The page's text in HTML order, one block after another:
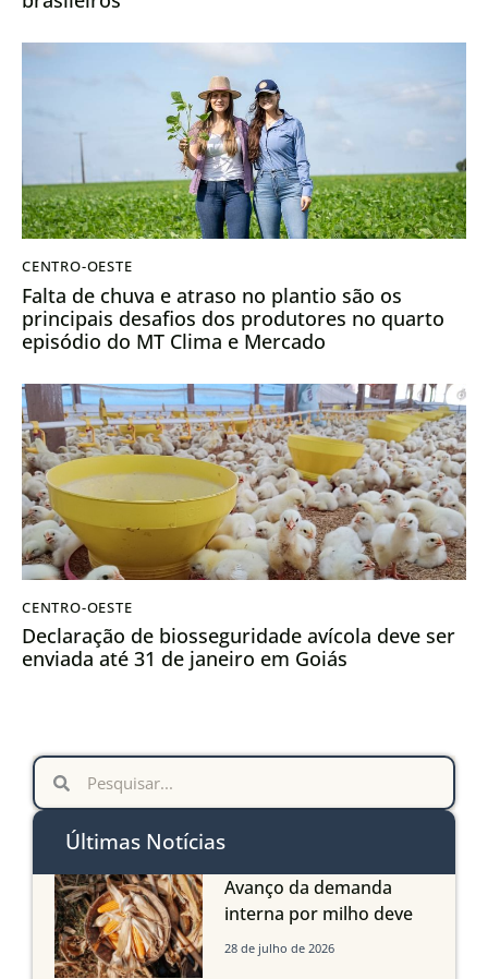
CENTRO-OESTE
Falta de chuva e atraso no plantio são os
principais desafios dos produtores no quarto
episódio do MT Clima e Mercado
CENTRO-OESTE
Declaração de biosseguridade avícola deve ser
enviada até 31 de janeiro em Goiás
Últimas Notícias
Avanço da demanda
interna por milho deve
compensar aumento da
28 de julho de 2026